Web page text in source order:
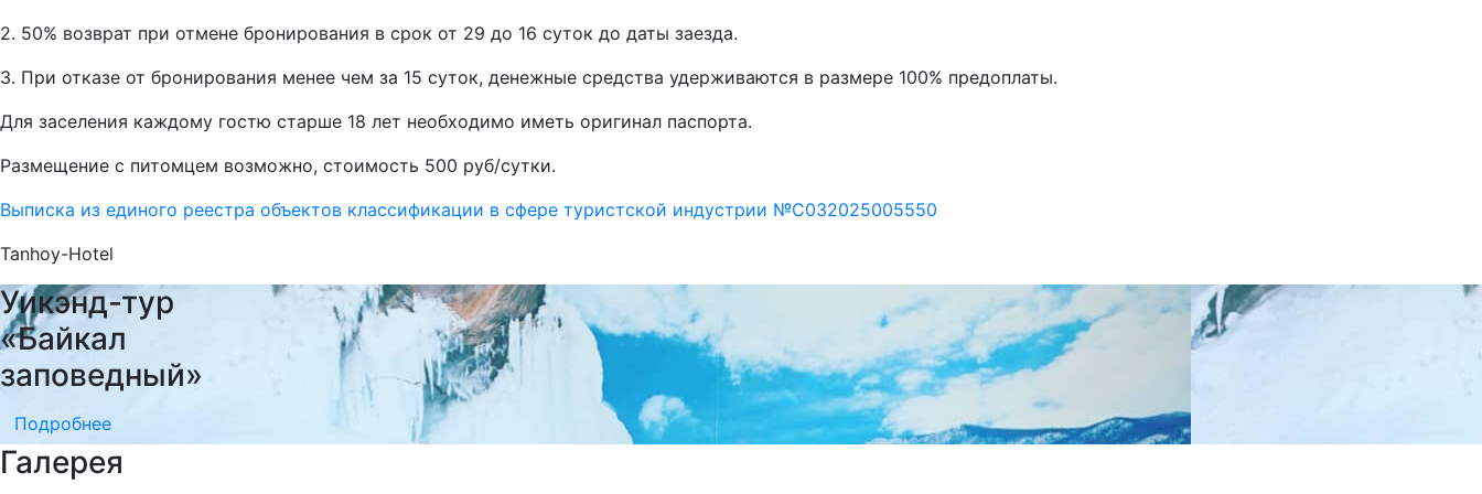
2. 50% возврат при отмене бронирования в срок от 29 до 16 суток до даты заезда.
3. При отказе от бронирования менее чем за 15 суток, денежные средства удерживаются в размере 100% предоплаты.
Для заселения каждому гостю старше 18 лет необходимо иметь оригинал паспорта.
Размещение с питомцем возможно, стоимость 500 руб/сутки.
Выписка из единого реестра объектов классификации в сфере туристской индустрии №С032025005550
Tanhoy-Hotel
Уикэнд-тур
«Байкал
заповедный»
Подробнее
Галерея